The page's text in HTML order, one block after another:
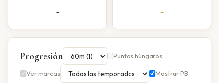
- -
Progresión Puntos húngaros
Ver marcas Mostrar PB